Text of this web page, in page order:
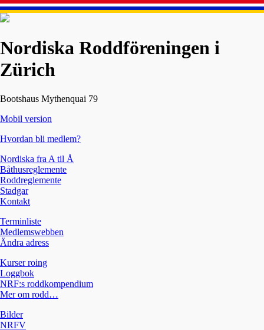
Nordiska Roddföreningen i
Zürich
Bootshaus Mythenquai 79
Mobil version
Hvordan bli medlem?
Nordiska fra A til Å
Båthusreglemente
Roddreglemente
Stadgar
Kontakt
Terminliste
Medlemswebben
Ändra adress
Kurser roing
Loggbok
NRF:s roddkompendium
Mer om rodd…
Bilder
NRFV